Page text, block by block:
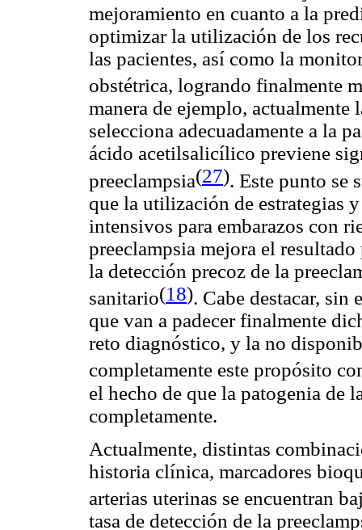
mejoramiento en cuanto a la
optimizar la utilización de los
las pacientes, así como la
obstétrica, logrando finalmente
manera de ejemplo, actualmente
selecciona adecuadamente a la
ácido acetilsalicílico previene
preeclampsia(27). Este punto se
que la utilización de estrategias
intensivos para embarazos con
preeclampsia mejora el
la detección precoz de la
sanitario(18). Cabe destacar, sin
que van a padecer finalmente
reto diagnóstico, y la no
completamente este propósito
el hecho de que la patogenia de
completamente.
Actualmente, distintas
historia clínica, marcadores
arterias uterinas se encuentran
tasa de detección de la